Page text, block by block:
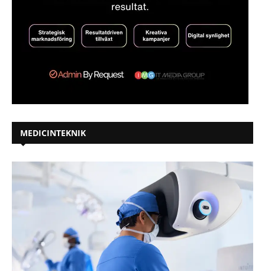
MEDICINTEKNIK